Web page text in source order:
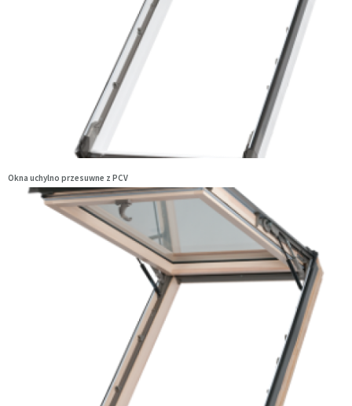
Okna uchylno przesuwne z PCV